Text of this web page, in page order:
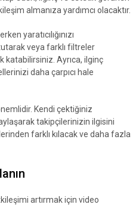
almanıza yardımcı olacaktır.
yaratıcılığınızı
veya farklı filtreler
katabilirsiniz. Ayrıca, ilginç
daha çarpıcı hale
Kendi çektiğiniz
takipçilerinizin ilgisini
farklı kılacak ve daha fazla
artırmak için video